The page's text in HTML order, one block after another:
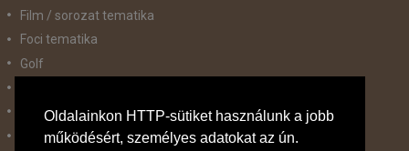
Oldalainkon HTTP-sütiket használunk a jobb
működésért, személyes adatokat az ún.
Film / sorozat tematika
Foci tematika
Golf
Gyógyfürdő - Élményfürdő - Aquapark
Hajós kirándulás